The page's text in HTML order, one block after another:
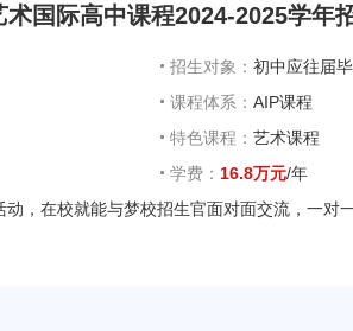
术国际高中课程2024-2025学年
招生对象：初中应往届
课程体系：AIP课程
特色课程：艺术课程
学费： 16.8万元/年
动，在校就能与梦校招生官面对面交流，一对